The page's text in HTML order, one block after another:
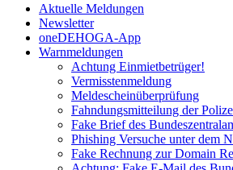
Aktuelle Meldungen
Newsletter
oneDEHOGA-App
Warnmeldungen
Achtung Einmietbetrüger!
Vermisstenmeldung
Meldescheinüberprüfung
Fahndungsmitteilung der
Fake Brief des
Phishing Versuche unter dem
Fake Rechnung zur Domain